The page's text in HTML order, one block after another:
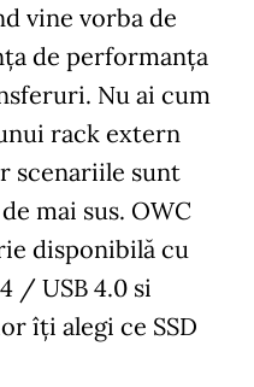
vine vorba de
de performanța
Nu ai cum
rack extern
scenariile sunt
mai sus. OWC
disponibilă cu
/ USB 4.0 si
îți alegi ce SSD